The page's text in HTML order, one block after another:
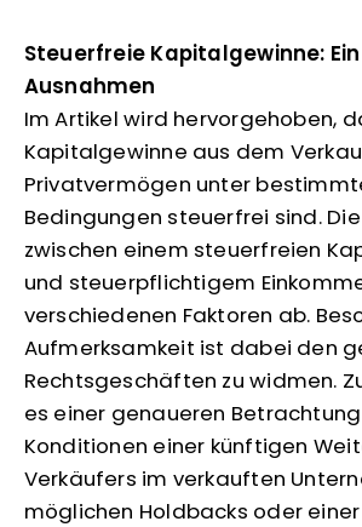
Steuerfreie Kapitalgewinne:
Ausnahmen
Im Artikel wird hervorgehoben,
Kapitalgewinne aus dem
Privatvermögen unter
Bedingungen steuerfrei sind.
zwischen einem steuerfreien
und steuerpflichtigem
verschiedenen Faktoren ab.
Aufmerksamkeit ist dabei den
Rechtsgeschäften zu widmen.
es einer genaueren
Konditionen einer künftigen
Verkäufers im verkauften
möglichen Holdbacks oder